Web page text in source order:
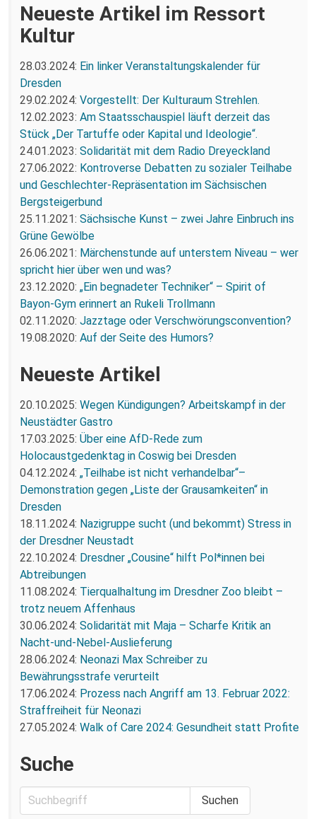
Neueste Artikel im Ressort
Kultur
28.03.2024: Ein linker Veranstaltungskalender für
Dresden
29.02.2024: Vorgestellt: Der Kulturaum Strehlen.
12.02.2023: Am Staatsschauspiel läuft derzeit das
Stück „Der Tartuffe oder Kapital und Ideologie“.
24.01.2023: Solidarität mit dem Radio Dreyeckland
27.06.2022: Kontroverse Debatten zu sozialer Teilhabe
und Geschlechter-Repräsentation im Sächsischen
Bergsteigerbund
25.11.2021: Sächsische Kunst – zwei Jahre Einbruch ins
Grüne Gewölbe
26.06.2021: Märchenstunde auf unterstem Niveau – wer
spricht hier über wen und was?
23.12.2020: „Ein begnadeter Techniker“ – Spirit of
Bayon-Gym erinnert an Rukeli Trollmann
02.11.2020: Jazztage oder Verschwörungsconvention?
19.08.2020: Auf der Seite des Humors?
Neueste Artikel
20.10.2025: Wegen Kündigungen? Arbeitskampf in der
Neustädter Gastro
17.03.2025: Über eine AfD-Rede zum
Holocaustgedenktag in Coswig bei Dresden
04.12.2024: „Teilhabe ist nicht verhandelbar“–
Demonstration gegen „Liste der Grausamkeiten“ in
Dresden
18.11.2024: Nazigruppe sucht (und bekommt) Stress in
der Dresdner Neustadt
22.10.2024: Dresdner „Cousine“ hilft Pol*innen bei
Abtreibungen
11.08.2024: Tierqualhaltung im Dresdner Zoo bleibt –
trotz neuem Affenhaus
30.06.2024: Solidarität mit Maja – Scharfe Kritik an
Nacht-und-Nebel-Auslieferung
28.06.2024: Neonazi Max Schreiber zu
Bewährungsstrafe verurteilt
17.06.2024: Prozess nach Angriff am 13. Februar 2022:
Straffreiheit für Neonazi
27.05.2024: Walk of Care 2024: Gesundheit statt Profite
Suche